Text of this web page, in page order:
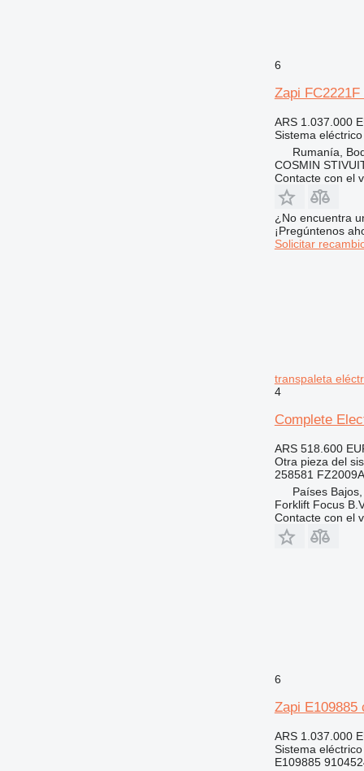
6
Zapi
ARS 1.037.000
Sistema
Rumanía,
COSMIN
Contacte con el
¿No encuentra
¡Pregúntenos
Solicitar
transpaleta
4
Complete
ARS 518.600
Otra pieza del
258581 FZ2009A
Países
Forklift Focus
Contacte con el
6
Zapi E109885
ARS 1.037.000
Sistema
E109885